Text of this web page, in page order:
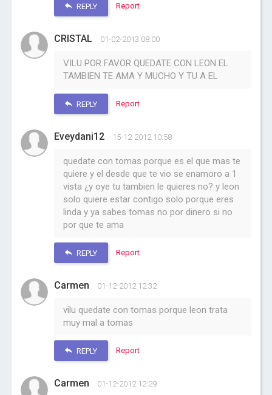
REPLY Report
CRISTAL 01-02-2013 08:00
VILU POR FAVOR QUEDATE CON LEON EL
TAMBIEN TE AMA Y MUCHO Y TU A EL
REPLY Report
Eveydani12 15-12-2012 10:58
quedate con tomas porque es el que mas te
quiere y el desde que te vio se enamoro a 1
vista ¿y oye tu tambien le quieres no? y leon
solo quiere estar contigo solo porque eres
linda y ya sabes tomas no por dinero si no
por que te ama
REPLY Report
Carmen 01-12-2012 12:32
vilu quedate con tomas porque leon trata
muy mal a tomas
REPLY Report
Carmen 01-12-2012 12:29